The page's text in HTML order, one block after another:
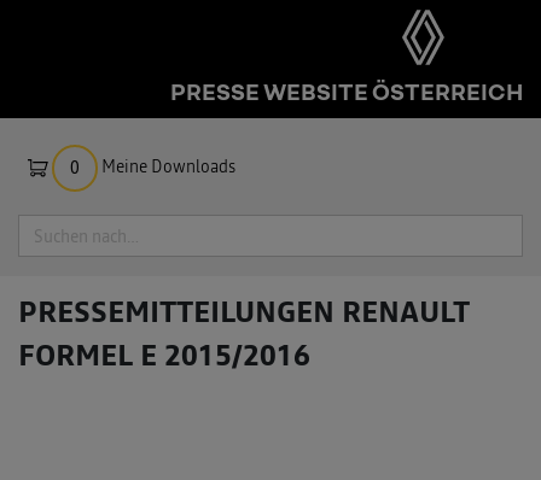
PRESSE WEBSITE ÖSTERREICH
0 Meine Downloads
Suche
PRESSEMITTEILUNGEN RENAULT
FORMEL E 2015/2016